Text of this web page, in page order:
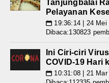
Tanjungbalai
Pelayanan
📅 19:36:14 | 24 Mei
Dibaca:130823
Ini Ciri-ciri
COVID-19 Hari
📅 10:31:08 | 21 Mar